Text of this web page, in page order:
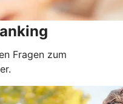
Fragen zum